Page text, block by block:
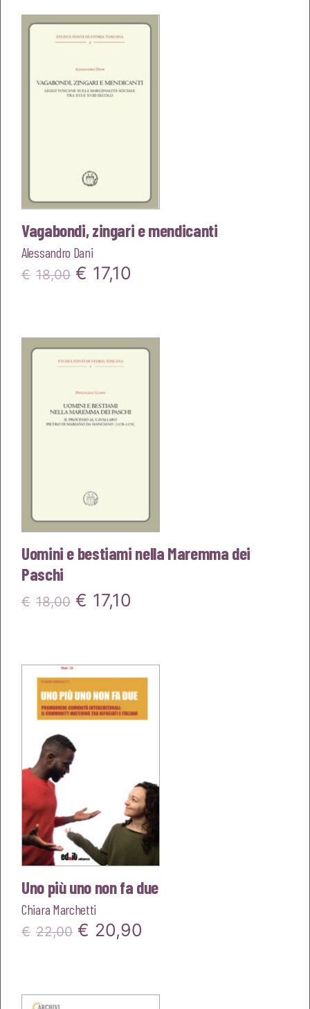
era:
è:
Vagabondi, zingari e mendicanti
Alessandro Dani
€ 18,00 Il
era:
€18,00.
€ 17,10
è:
Uomini e bestiami nella Maremma dei
Paschi
€ 18,00 Il
era:
€18,00.
€ 17,10
è:
€17,10.
Uno più uno non fa due
Chiara Marchetti
€ 22,00 Il
€ 20,90